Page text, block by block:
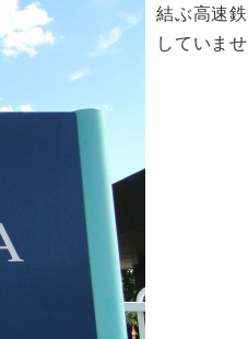
結ぶ高速
していませ